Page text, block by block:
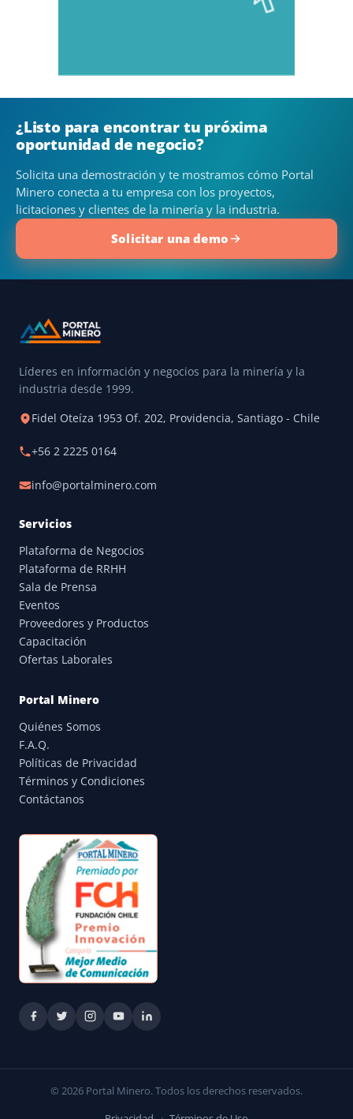
¿Listo para encontrar tu próxima
oportunidad de negocio?
Solicita una demostración y te mostramos cómo Portal
Minero conecta a tu empresa con los proyectos,
licitaciones y clientes de la minería y la industria.
Solicitar una demo
Líderes en información y negocios para la minería y la
industria desde 1999.
Fidel Oteíza 1953 Of. 202, Providencia, Santiago - Chile
+56 2 2225 0164
info@portalminero.com
Servicios
Plataforma de Negocios
Plataforma de RRHH
Sala de Prensa
Eventos
Proveedores y Productos
Capacitación
Ofertas Laborales
Portal Minero
Quiénes Somos
F.A.Q.
Políticas de Privacidad
Términos y Condiciones
Contáctanos
© 2026 Portal Minero. Todos los derechos reservados.